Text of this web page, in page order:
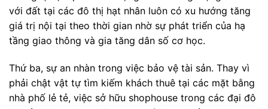
với đất tại các đô thị hạt nhân luôn có xu hướng tăng
giá trị nội tại theo thời gian nhờ sự phát triển của hạ
tầng giao thông và gia tăng dân số cơ học.
Thứ ba, sự an nhàn trong việc bảo vệ tài sản. Thay vì
phải chật vật tự tìm kiếm khách thuê tại các mặt bằng
nhà phố lẻ tẻ, việc sở hữu shophouse trong các đại đô